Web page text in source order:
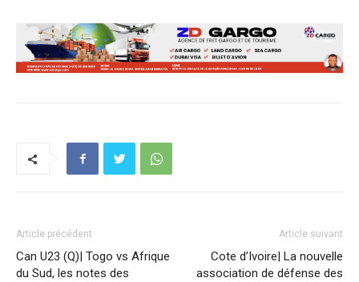
Article précédent
Can U23 (Q)| Togo vs Afrique
du Sud, les notes des
Article suivant
Cote d’Ivoire| La nouvelle
association de défense des